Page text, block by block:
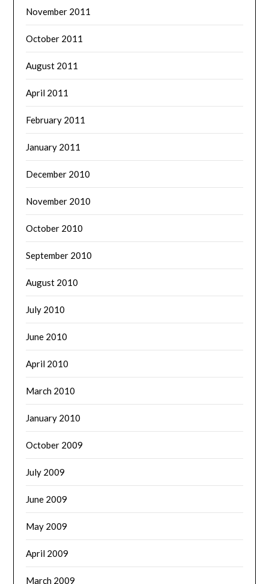
November 2011
October 2011
August 2011
April 2011
February 2011
January 2011
December 2010
November 2010
October 2010
September 2010
August 2010
July 2010
June 2010
April 2010
March 2010
January 2010
October 2009
July 2009
June 2009
May 2009
April 2009
March 2009